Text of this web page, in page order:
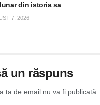
din istoria sa
7, 2026
un răspuns
ta de email nu va fi publicată.